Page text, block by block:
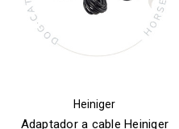
Heiniger
Adaptador a cable Heiniger